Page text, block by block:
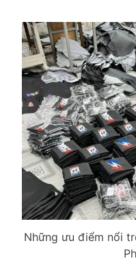
Những ưu điểm nổi